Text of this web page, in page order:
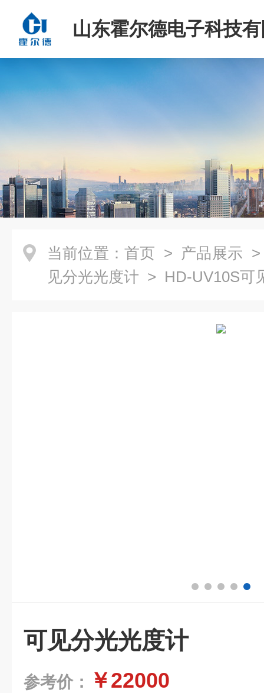
山东霍尔德电子科技
当前位置： 首页 > 产品展示
见分光光度计 > HD-UV10S可
可见分光光度计
参考价： ￥22000